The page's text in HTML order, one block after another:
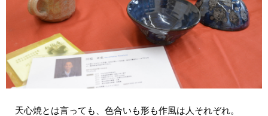
天心焼とは言っても、色合いも形も作風は人それぞれ。